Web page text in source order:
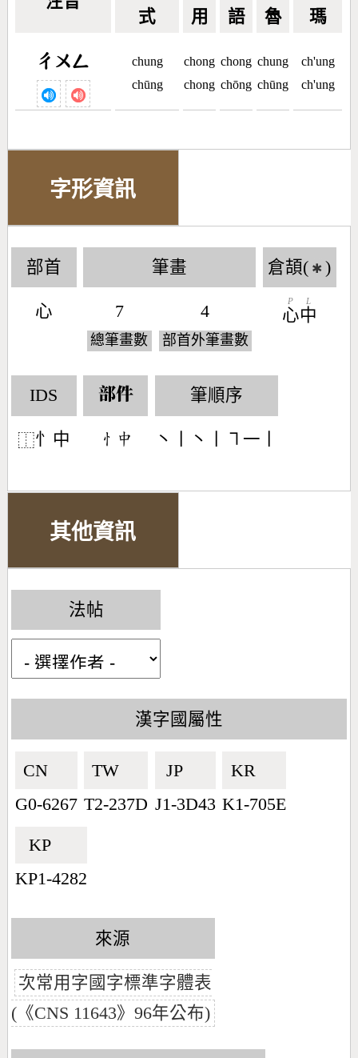
式 用 語 魯 瑪
ㄔㄨㄥ
chung
chūng
chong
chong
chong
chōng
chung
chūng
ch'ung
ch'ung
字形資訊
部首
心
筆畫
7
總筆畫數
4
部首外筆畫數
倉頡( ✱ )
心
P
中
L
IDS
⿰忄中
部件
󶄂󶃕
筆順序
丶丨丶丨㇕一丨
其他資訊
法帖
漢字國屬性
CN🇨🇳
G0-6267
TW🇹🇼
T2-237D
JP🇯🇵
J1-3D43
KR🇰🇷
K1-705E
KP🇰🇵
KP1-4282
來源
次常用字國字標準字體表
(《CNS 11643》96年公布)